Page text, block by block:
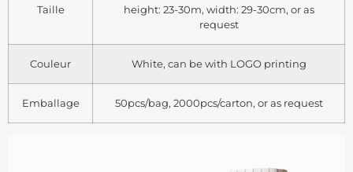
Taille
height: 23-30m, width: 29-30cm, or as
request
Couleur White, can be with LOGO printing
Emballage 50pcs/bag, 2000pcs/carton, or as request